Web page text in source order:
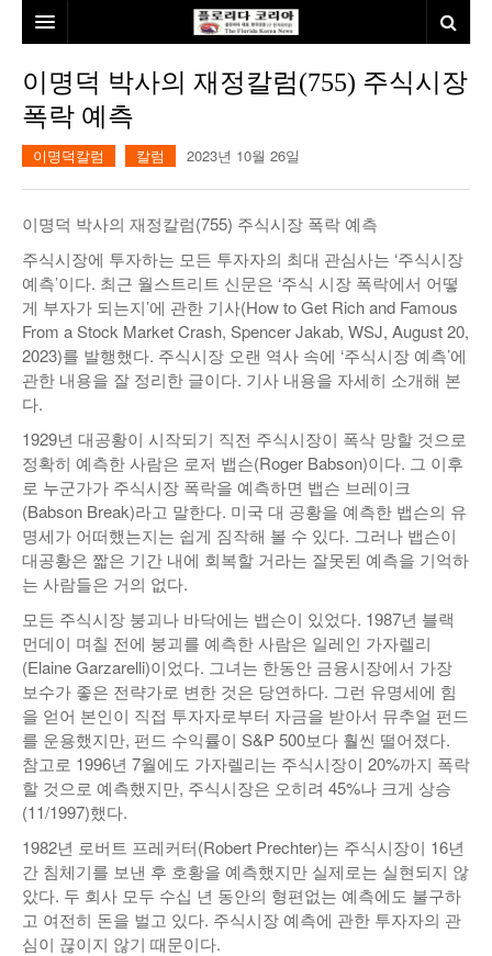
본사소개
뉴스
김명열칼럼
이명덕칼럼
김선옥칼럼
본보특집
100인선/독자광장
100인선
여행
놀이공원
낚시/비치
골프
이명덕 박사의 재정칼럼(755) 주식시장
폭락 예측
이명덕칼럼 칼럼 2023년 10월 26일
이명덕 박사의 재정칼럼(755) 주식시장 폭락 예측
주식시장에 투자하는 모든 투자자의 최대 관심사는 ‘주식시장
예측’이다. 최근 월스트리트 신문은 ‘주식 시장 폭락에서 어떻
게 부자가 되는지’에 관한 기사(How to Get Rich and Famous
From a Stock Market Crash, Spencer Jakab, WSJ, August 20,
2023)를 발행했다. 주식시장 오랜 역사 속에 ‘주식시장 예측’에
관한 내용을 잘 정리한 글이다. 기사 내용을 자세히 소개해 본
다.
1929년 대공황이 시작되기 직전 주식시장이 폭삭 망할 것으로
정확히 예측한 사람은 로저 뱁슨(Roger Babson)이다. 그 이후
로 누군가가 주식시장 폭락을 예측하면 뱁슨 브레이크
(Babson Break)라고 말한다. 미국 대 공황을 예측한 뱁슨의 유
명세가 어떠했는지는 쉽게 짐작해 볼 수 있다. 그러나 뱁슨이
대공황은 짧은 기간 내에 회복할 거라는 잘못된 예측을 기억하
는 사람들은 거의 없다.
모든 주식시장 붕괴나 바닥에는 뱁슨이 있었다. 1987년 블랙
먼데이 며칠 전에 붕괴를 예측한 사람은 일레인 가자렐리
(Elaine Garzarelli)이었다. 그녀는 한동안 금융시장에서 가장
보수가 좋은 전략가로 변한 것은 당연하다. 그런 유명세에 힘
을 얻어 본인이 직접 투자자로부터 자금을 받아서 뮤추얼 펀드
를 운용했지만, 펀드 수익률이 S&P 500보다 훨씬 떨어졌다.
참고로 1996년 7월에도 가자렐리는 주식시장이 20%까지 폭락
할 것으로 예측했지만, 주식시장은 오히려 45%나 크게 상승
(11/1997)했다.
1982년 로버트 프레커터(Robert Prechter)는 주식시장이 16년
간 침체기를 보낸 후 호황을 예측했지만 실제로는 실현되지 않
았다. 두 회사 모두 수십 년 동안의 형편없는 예측에도 불구하
고 여전히 돈을 벌고 있다. 주식시장 예측에 관한 투자자의 관
심이 끊이지 않기 때문이다.